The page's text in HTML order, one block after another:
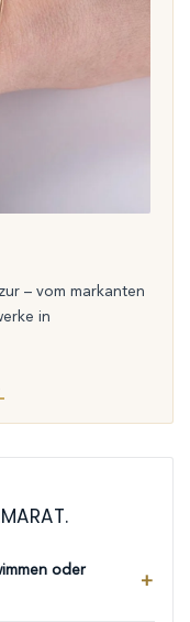
– vom markanten
in
oder